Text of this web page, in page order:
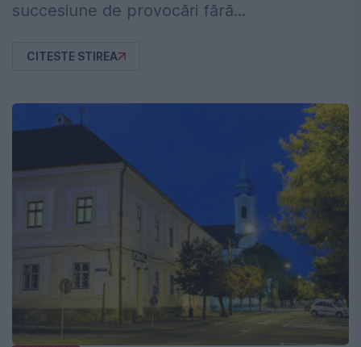
succesiune de provocări fără...
CITESTE STIREA